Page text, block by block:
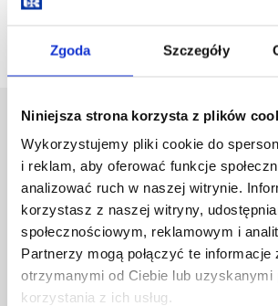
Zgoda Szczegóły
Niniejsza strona korzysta z plików
Wykorzystujemy pliki cookie do
i reklam, aby oferować funkcje
analizować ruch w naszej witrynie.
korzystasz z naszej witryny,
społecznościowym, reklamowym i
Partnerzy mogą połączyć te informacje
otrzymanymi od Ciebie lub uzyskanymi
korzystania z ich usług.
Uniwersytet Rzeszowski
Al. Tadeusza Rejtana 16C
35-959 Rzeszów
Pomiń
nawigację
przejdź
do
Polityka prywatności
Mapa serwisu
Biblioteka
Wydawnictwo
Covid info